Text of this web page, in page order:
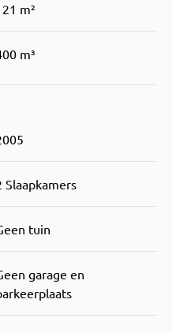
m²
m³
Slaapkamers
tuin
garage en